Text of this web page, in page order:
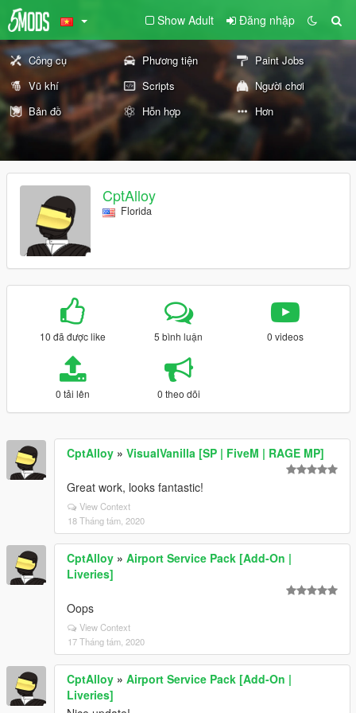
Show Adult Đăng nhập
Công cụ Phương tiện
Paint Jobs
Vũ khí
Scripts
Người chơi
Bản đồ
Hỗn hợp Hơn
CptAlloy
Florida
10 đã được like 5 bình luận 0 videos
0 tải lên 0 theo dõi
CptAlloy » VisualVanilla [SP | FiveM | RAGE MP]
Great work, looks fantastic!
View Context
18 Tháng tám, 2020
CptAlloy » Airport Service Pack [Add-On |
Liveries]
Oops
View Context
17 Tháng tám, 2020
CptAlloy » Airport Service Pack [Add-On |
Liveries]